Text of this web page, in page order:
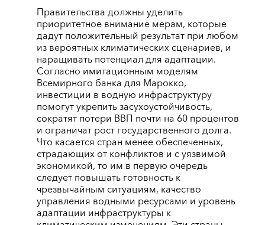
Правительства должны уделить
приоритетное внимание мерам, которые
дадут положительный результат при любом
из вероятных климатических сценариев, и
наращивать потенциал для адаптации.
Согласно имитационным моделям
Всемирного банка для Марокко,
инвестиции в водную инфраструктуру
помогут укрепить засухоустойчивость,
сократят потери ВВП почти на 60 процентов
и ограничат рост государственного долга.
Что касается стран менее обеспеченных,
страдающих от конфликтов и с уязвимой
экономикой, то им в первую очередь
следует повышать готовность к
чрезвычайным ситуациям, качество
управления водными ресурсами и уровень
адаптации инфраструктуры к